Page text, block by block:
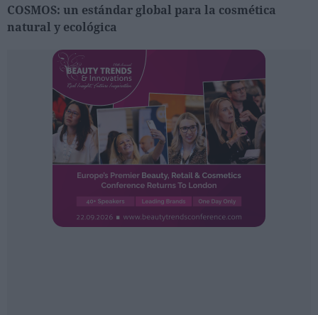
Moda
Lujo
Agenda de actividades
Ferias sectoriales
Formaciones destacadas
COSMOS: un estándar global para la cosmética
natural y ecológica